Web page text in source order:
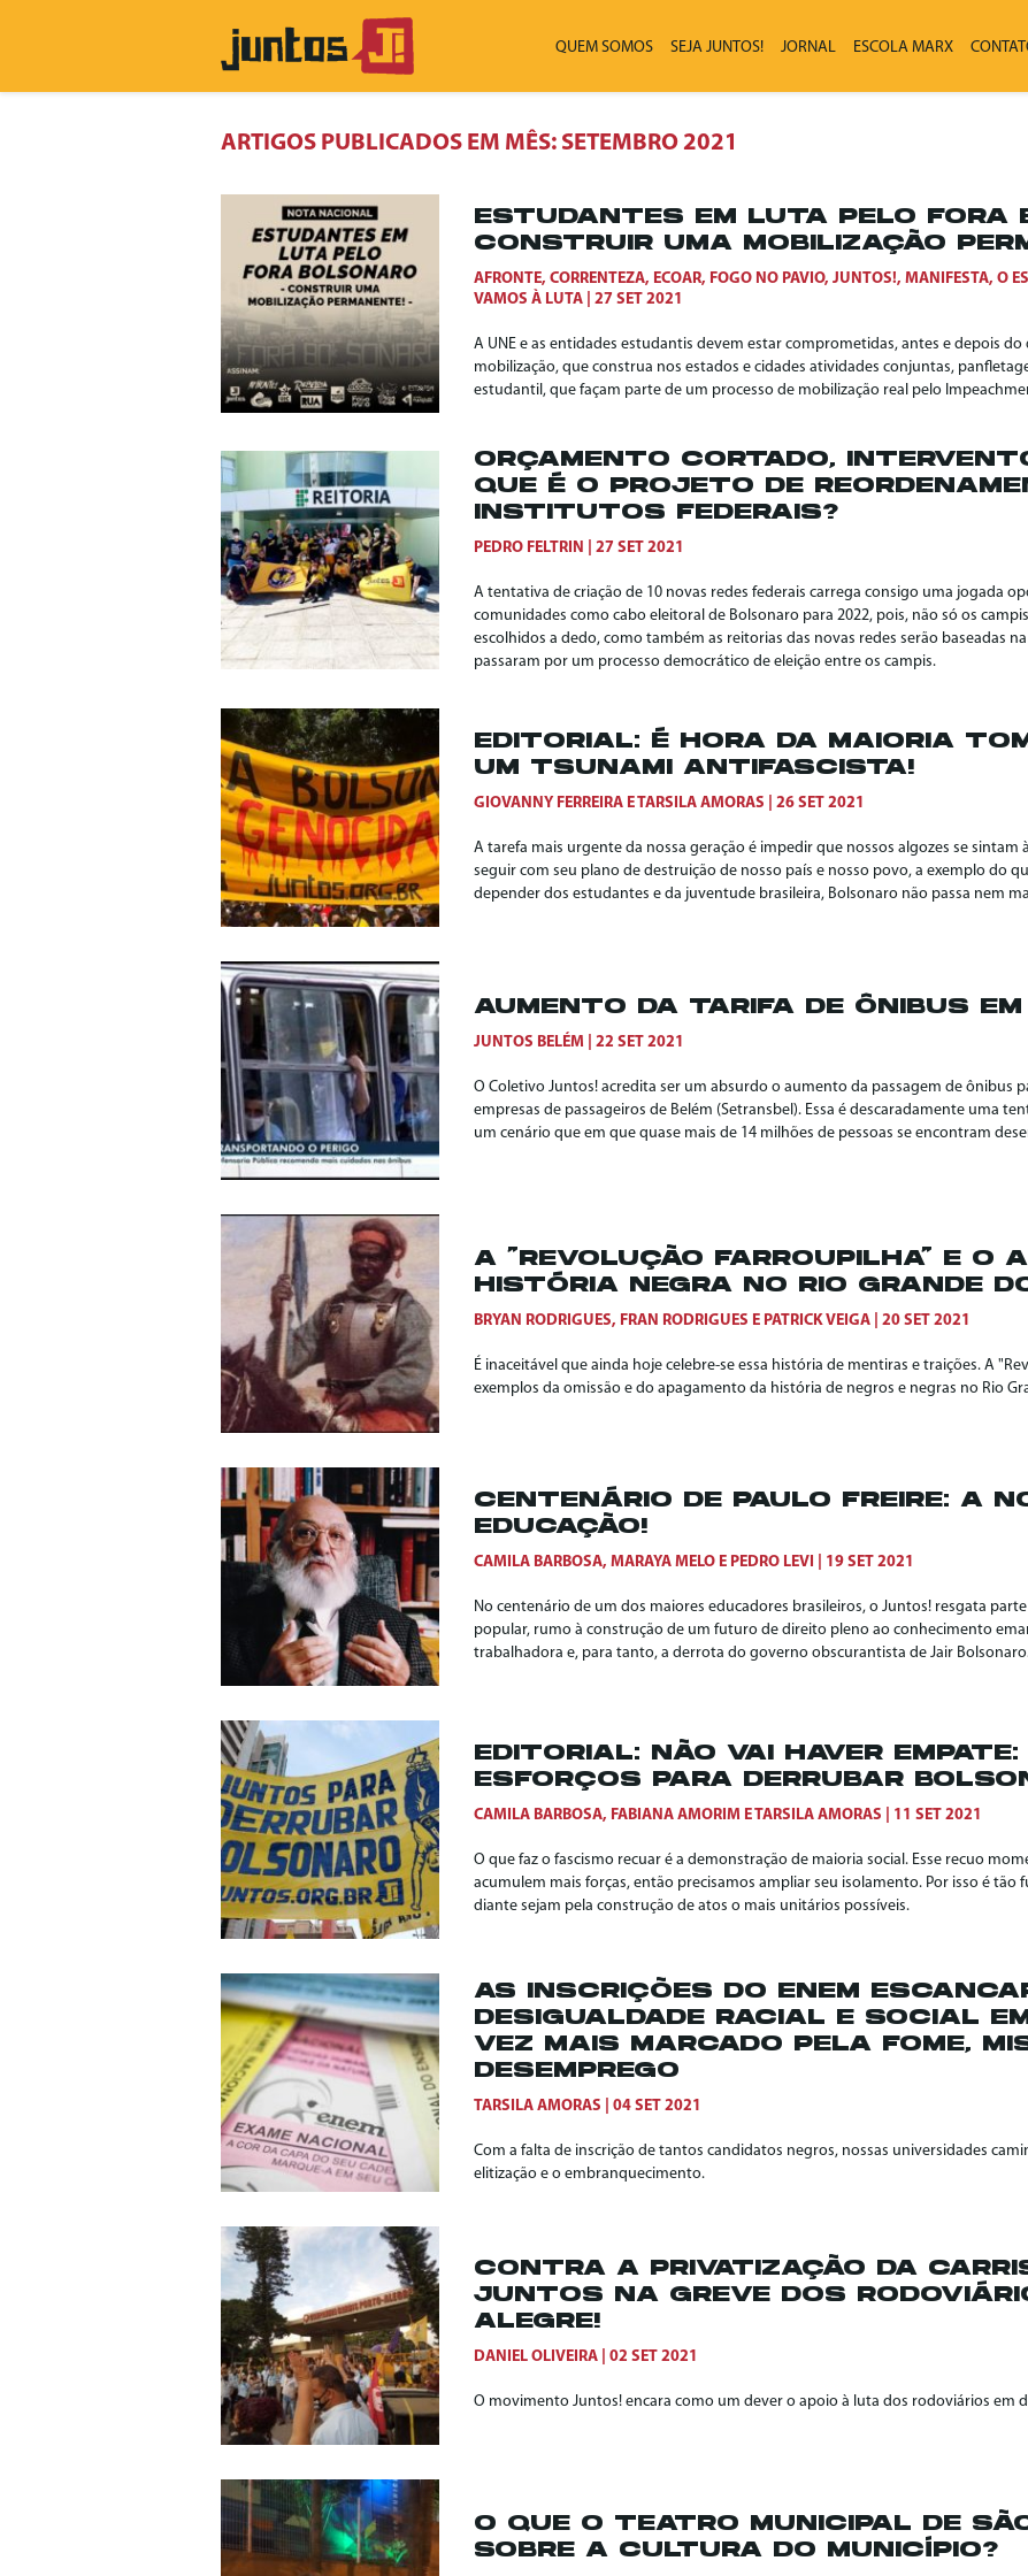
QUEM SOMOS SEJA JUNTOS! JORNAL ESCOLA MARX
ARTIGOS PUBLICADOS EM MÊS: SETEMBRO 2021
ESTUDANTES EM LUTA PELO FORA
CONSTRUIR UMA MOBILIZAÇÃO
AFRONTE, CORRENTEZA, ECOAR, FOGO NO PAVIO, JUNTOS!, MANIFESTA, O
VAMOS À LUTA
27 SET 2021
A UNE e as entidades estudantis devem estar comprometidas, antes e depois
mobilização, que construa nos estados e cidades atividades conjuntas,
estudantil, que façam parte de um processo de mobilização real pelo
ORÇAMENTO CORTADO,
QUE É O PROJETO DE
INSTITUTOS FEDERAIS?
PEDRO FELTRIN 27 SET 2021
A tentativa de criação de 10 novas redes federais carrega consigo uma jogada
comunidades como cabo eleitoral de Bolsonaro para 2022, pois, não só os
escolhidos a dedo, como também as reitorias das novas redes serão baseadas
passaram por um processo democrático de eleição entre os campis.
EDITORIAL: É HORA DA MAIORIA
UM TSUNAMI ANTIFASCISTA!
GIOVANNY FERREIRA ETARSILA AMORAS 26 SET 2021
A tarefa mais urgente da nossa geração é impedir que nossos algozes se
seguir com seu plano de destruição de nosso país e nosso povo, a exemplo do
depender dos estudantes e da juventude brasileira, Bolsonaro não passa nem
AUMENTO DA TARIFA DE ÔNIBUS EM
JUNTOS BELÉM 22 SET 2021
O Coletivo Juntos! acredita ser um absurdo o aumento da passagem de ônibus
empresas de passageiros de Belém (Setransbel). Essa é descaradamente uma
um cenário que em que quase mais de 14 milhões de pessoas se encontram
A “REVOLUÇÃO FARROUPILHA” E O
HISTÓRIA NEGRA NO RIO GRANDE
BRYAN RODRIGUES, FRAN RODRIGUES E PATRICK VEIGA 20 SET 2021
É inaceitável que ainda hoje celebre-se essa história de mentiras e traições. A
exemplos da omissão e do apagamento da história de negros e negras no Rio
CENTENÁRIO DE PAULO FREIRE: A
EDUCAÇÃO!
CAMILA BARBOSA, MARAYA MELO E PEDRO LEVI 19 SET 2021
No centenário de um dos maiores educadores brasileiros, o Juntos! resgata
popular, rumo à construção de um futuro de direito pleno ao conhecimento
trabalhadora e, para tanto, a derrota do governo obscurantista de Jair
EDITORIAL: NÃO VAI HAVER
ESFORÇOS PARA DERRUBAR
CAMILA BARBOSA, FABIANA AMORIM ETARSILA AMORAS 11 SET 2021
O que faz o fascismo recuar é a demonstração de maioria social. Esse recuo
acumulem mais forças, então precisamos ampliar seu isolamento. Por isso é
diante sejam pela construção de atos o mais unitários possíveis.
AS INSCRIÇÕES DO ENEM
DESIGUALDADE RACIAL E SOCIAL
VEZ MAIS MARCADO PELA FOME,
DESEMPREGO
TARSILA AMORAS 04 SET 2021
Com a falta de inscrição de tantos candidatos negros, nossas universidades
elitização e o embranquecimento.
CONTRA A PRIVATIZAÇÃO DA
JUNTOS NA GREVE DOS
ALEGRE!
DANIEL OLIVEIRA 02 SET 2021
O movimento Juntos! encara como um dever o apoio à luta dos rodoviários em
O QUE O TEATRO MUNICIPAL DE
SOBRE A CULTURA DO MUNICÍPIO?